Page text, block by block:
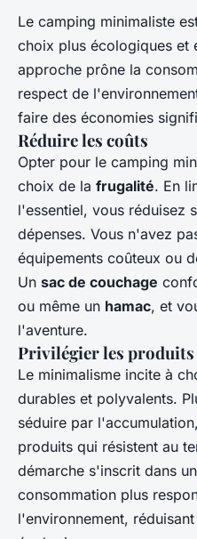
Le camping minimaliste
choix plus écologiques et
approche prône la
respect de
faire des économies
Réduire les coûts
Opter pour le camping
choix de la frugalité. En
l'essentiel, vous réduisez
dépenses. Vous n'avez
équipements coûteux ou
Un sac de couchage
ou même un hamac, et
l'aventure.
Privilégier les produits
Le minimalisme incite à
durables et polyvalents.
séduire par
produits qui résistent au
démarche s'inscrit dans
consommation plus
l'environnement,